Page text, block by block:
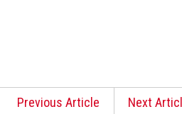
Previous Article
Next